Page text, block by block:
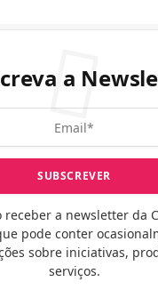
a
receber a newsletter da
pode conter
sobre iniciativas,
serviços.